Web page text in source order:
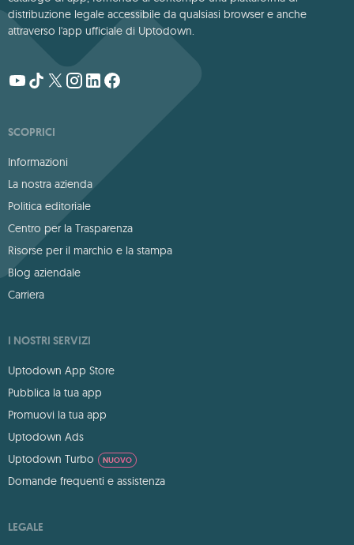
distribuzione legale accessibile da qualsiasi browser e anche
attraverso l'app ufficiale di Uptodown.
SCOPRICI
Informazioni
La nostra azienda
Politica editoriale
Centro per la Trasparenza
Risorse per il marchio e la stampa
Blog aziendale
Carriera
I NOSTRI SERVIZI
Uptodown App Store
Pubblica la tua app
Promuovi la tua app
Uptodown Ads
Uptodown Turbo
NUOVO
Domande frequenti e assistenza
LEGALE